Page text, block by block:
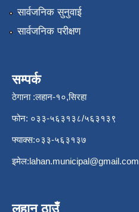
सार्वजनिक सुनुवाई
सार्वजनिक परीक्षण
सम्पर्क
ठेगाना :लहान-१०,सिरहा
फोन: ०३३-५६३१३८/५६३१३९
फ्याक्स:०३३-५६३१३७
इमेल:lahan.municipal@gmail.com
लहान ठाउँ